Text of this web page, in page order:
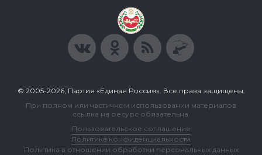
© 2005-2026, Партия «Единая Россия». Все права защищены.
При полном или частичном использовании материалов
ссылка на ресурс обязательна.
Пользовательское соглашение
Политика конфиденциальности
Политика в отношении обработки персональных данных